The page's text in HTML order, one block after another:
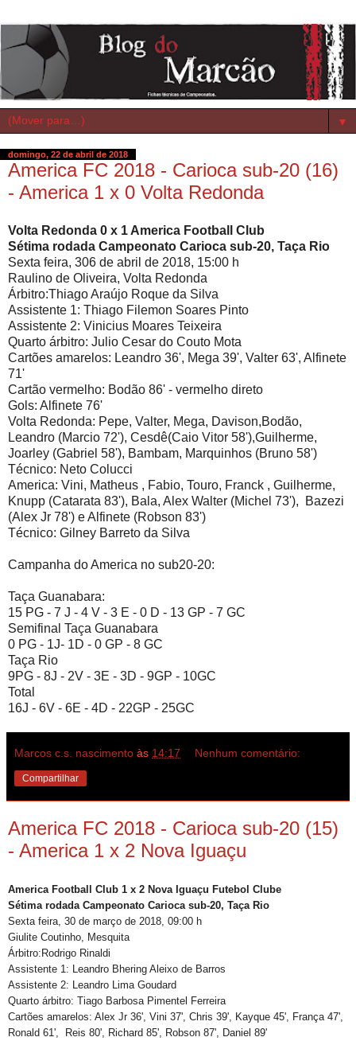
▼
domingo, 22 de abril de 2018
America FC 2018 - Carioca sub-20 (16)
- America 1 x 0 Volta Redonda
Volta Redonda 0 x 1 America Football Club
Sétima rodada Campeonato Carioca sub-20, Taça Rio
Sexta feira, 306 de abril de 2018, 15:00 h
Raulino de Oliveira, Volta Redonda
Árbitro:Thiago Araújo Roque da Silva
Assistente 1: Thiago Filemon Soares Pinto
Assistente 2: Vinicius Moares Teixeira
Quarto árbitro: Julio Cesar do Couto Mota
Cartões amarelos: Leandro 36', Mega 39', Valter 63', Alfinete
71'
Cartão vermelho: Bodão 86' - vermelho direto
Gols: Alfinete 76'
Volta Redonda: Pepe, Valter, Mega, Davison,Bodão,
Leandro (Marcio 72'), Cesdê(Caio Vitor 58'),Guilherme,
Joarley (Gabriel 58'), Bambam, Marquinhos (Bruno 58')
Técnico: Neto Colucci
America: Vini, Matheus , Fabio, Touro, Franck , Guilherme,
Knupp (Catarata 83'), Bala, Alex Walter (Michel 73'), Bazezi
(Alex Jr 78') e Alfinete (Robson 83')
Técnico: Gilney Barreto da Silva
Campanha do America no sub20-20:
Taça Guanabara:
15 PG - 7 J - 4 V - 3 E - 0 D - 13 GP - 7 GC
Semifinal Taça Guanabara
0 PG - 1J- 1D - 0 GP - 8 GC
Taça Rio
9PG - 8J - 2V - 3E - 3D - 9GP - 10GC
Total
16J - 6V - 6E - 4D - 22GP - 25GC
Marcos c.s. nascimento às 14:17 Nenhum comentário:
Compartilhar
America FC 2018 - Carioca sub-20 (15)
- America 1 x 2 Nova Iguaçu
America Football Club 1 x 2 Nova Iguaçu Futebol Clube
Sétima rodada Campeonato Carioca sub-20, Taça Rio
Sexta feira, 30 de março de 2018, 09:00 h
Giulite Coutinho, Mesquita
Árbitro:Rodrigo Rinaldi
Assistente 1: Leandro Bhering Aleixo de Barros
Assistente 2: Leandro Lima Goudard
Quarto árbitro: Tiago Barbosa Pimentel Ferreira
Cartões amarelos: Alex Jr 36', Vini 37', Chris 39', Kayque 45', França 47',
Ronald 61', Reis 80', Richard 85', Robson 87', Daniel 89'